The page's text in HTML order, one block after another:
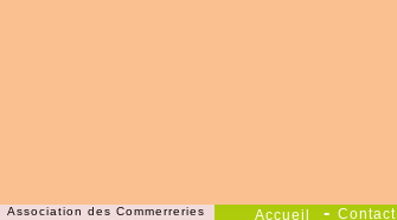
- Contact
Association des Commerreries Accueil